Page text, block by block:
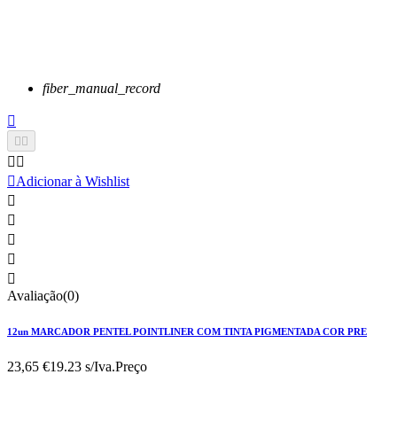
fiber_manual_record


 
Adicionar à Wishlist





Avaliação(0)
12un MARCADOR PENTEL POINTLINER COM TINTA PIGMENTADA COR PRE
23,65 €19.23 s/Iva.Preço